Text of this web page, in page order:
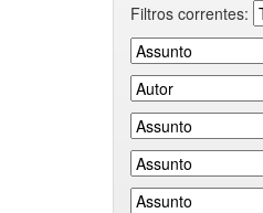
Filtros correntes: